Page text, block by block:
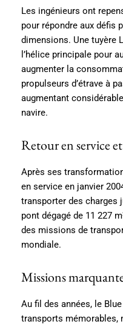
Les ingénieurs ont
pour répondre aux défis
dimensions. Une tuyère
l’hélice principale pour
augmenter la
propulseurs d’étrave à
augmentant
navire.
Retour en service
Après ses
en service en janvier
transporter des charges
pont dégagé de 11 227
des missions de
mondiale.
Missions
Au fil des années, le
transports mémorables,